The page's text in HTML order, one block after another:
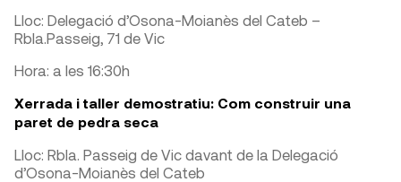
Lloc: Delegació d’Osona-Moianès del Cateb –
Rbla.Passeig, 71 de Vic
Hora: a les 16:30h
Xerrada i taller demostratiu: Com construir una
paret de pedra seca
Lloc: Rbla. Passeig de Vic davant de la Delegació
d’Osona-Moianès del Cateb